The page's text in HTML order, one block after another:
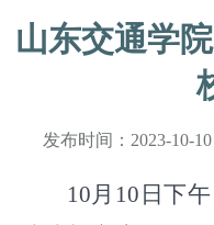
山东交通学
发布时间： 2023-10-10
10月10日下